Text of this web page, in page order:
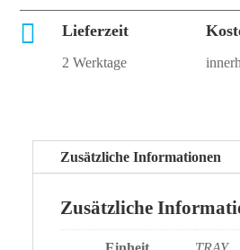
 Lieferzeit
2 Werktage
Zusätzliche Informationen
Zusätzliche